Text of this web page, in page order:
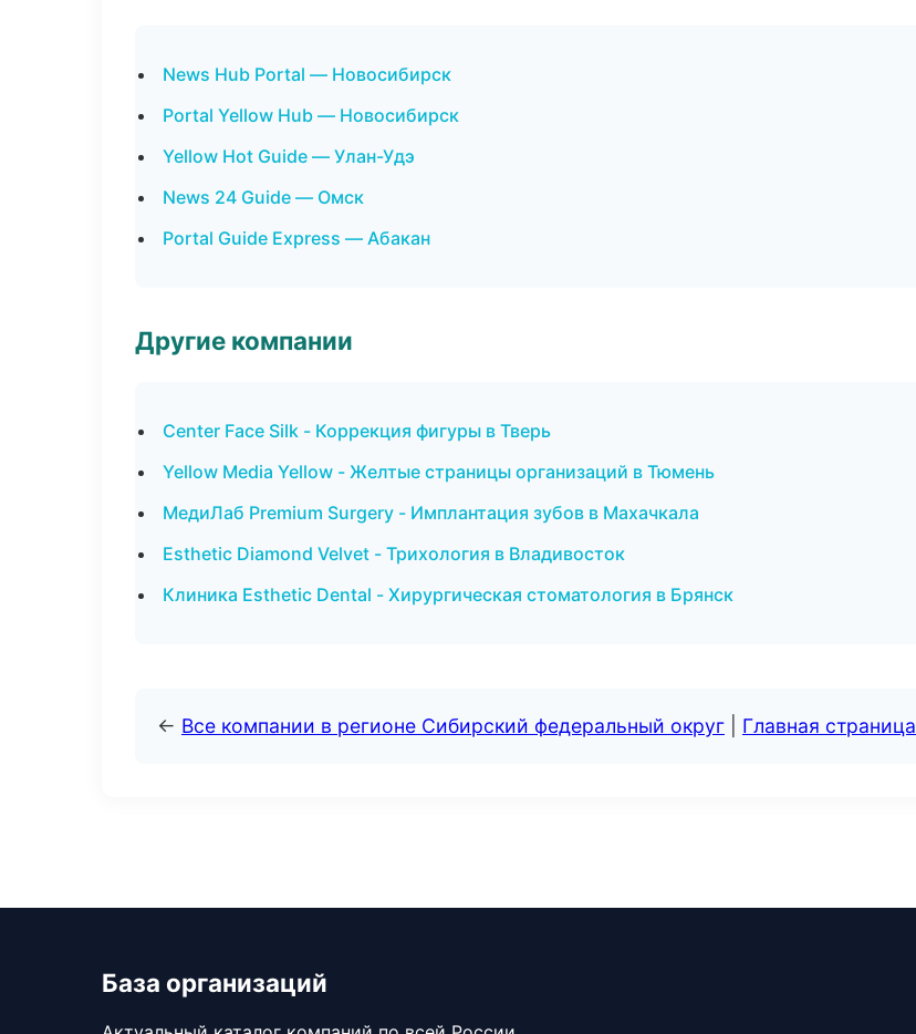
News Hub Portal — Новосибирск
Portal Yellow Hub — Новосибирск
Yellow Hot Guide — Улан-Удэ
News 24 Guide — Омск
Portal Guide Express — Абакан
Другие компании
Center Face Silk - Коррекция фигуры в Тверь
Yellow Media Yellow - Желтые страницы организаций в Тюмень
МедиЛаб Premium Surgery - Имплантация зубов в Махачкала
Esthetic Diamond Velvet - Трихология в Владивосток
Клиника Esthetic Dental - Хирургическая стоматология в Брянск
← Все компании в регионе Сибирский федеральный округ Главная страница
База организаций